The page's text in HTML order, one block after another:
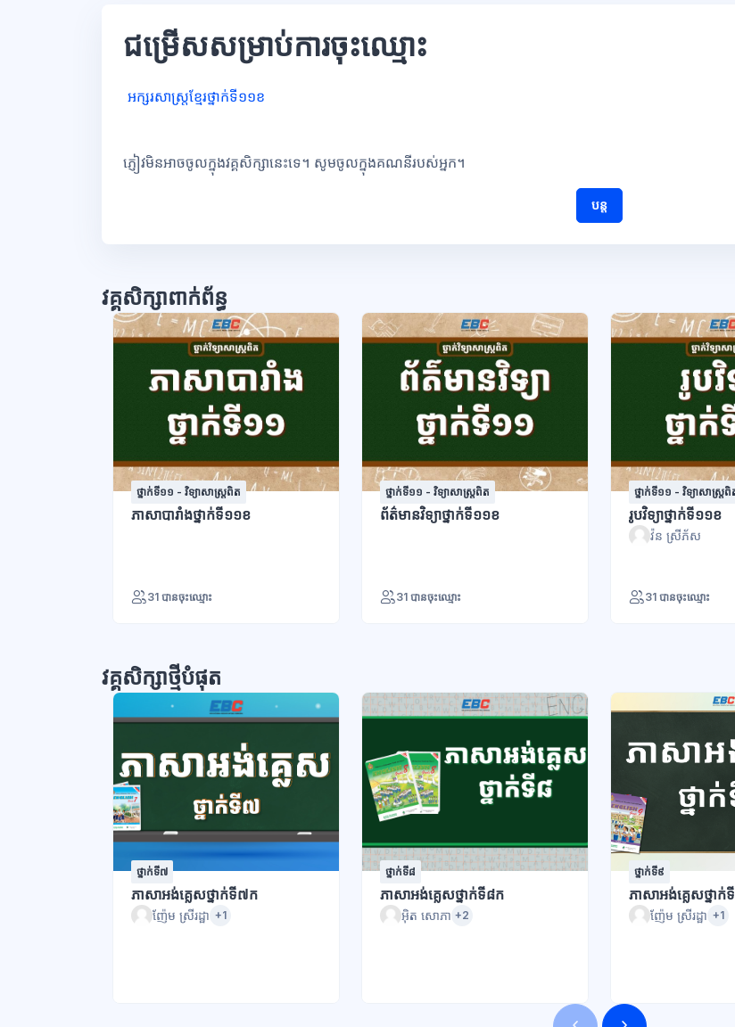
ជម្រើសសម្រាប់ការចុះឈ្មោះ
អក្សរសាស្រ្តខ្មែរថ្នាក់ទី១១ខ
ភ្ញៀវមិនអាចចូលក្នុងវគ្គសិក្សានេះទេ។ សូមចូលក្នុងគណនីរបស់អ្នក។
បន្ត
វគ្គសិក្សាពាក់ព័ន្ធ
ថ្នាក់ទី១១ - វិទ្យាសាស្រ្តពិត
ភាសាបារាំងថ្នាក់ទី១១ខ
31 បានចុះឈ្មោះ
ថ្នាក់ទី១១ - វិទ្យាសាស្រ្តពិត
ព័ត៌មានវិទ្យាថ្នាក់ទី១១ខ
31 បានចុះឈ្មោះ
ថ្នាក់ទី១១ - វិទ្យាសាស្រ្តពិ
រូបវិទ្យាថ្នាក់ទី១១ខ
វ៉ន ស្រីភ័ស
31 បានចុះឈ្មោះ
វគ្គសិក្សាថ្មីបំផុត
ថ្នាក់ទី៧
ភាសាអង់គ្លេសថ្នាក់ទី៧ក
ញ៉ែម ស្រីរដ្ឋា +1
ថ្នាក់ទី៨
ភាសាអង់គ្លេសថ្នាក់ទី៨ក
អ៊ិត សោភា +2
ថ្នាក់ទី៩
ភាសាអង់គ្លេសថ្នាក់
ញ៉ែម ស្រីរដ្ឋា +1